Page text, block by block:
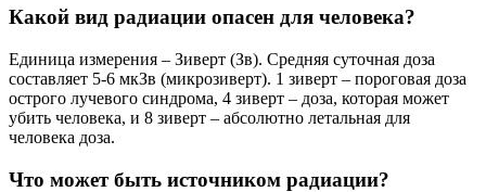
Какой вид радиации опасен для человека?
Единица измерения – Зиверт (Зв). Средняя суточная доза
составляет 5-6 мкЗв (микрозиверт). 1 зиверт – пороговая доза
острого лучевого синдрома, 4 зиверт – доза, которая может
убить человека, и 8 зиверт – абсолютно летальная для
человека доза.
Что может быть источником радиации?